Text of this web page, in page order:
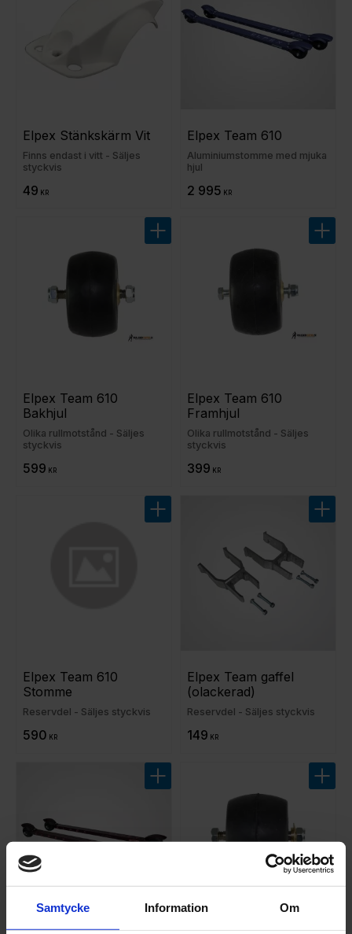
Samtycke Information Om
Elpex Stänkskärm Vit
Finns endast i vitt - Säljes
styckvis
49 KR
Elpex Team 610
Aluminiumstomme med mjuka
hjul
2 995 KR
Elpex Team 610
Bakhjul
Olika rullmotstånd - Säljes
styckvis
599 KR
Lägg till i favoriter
Elpex Team 610
Framhjul
Olika rullmotstånd - Säljes
styckvis
399 KR
Lägg
Elpex Team 610
Stomme
Reservdel - Säljes styckvis
590 KR
Lägg till i favoriter
Elpex Team gaffel
(olackerad)
Reservdel - Säljes styckvis
149 KR
Lägg
Lägg till i favoriter Lägg